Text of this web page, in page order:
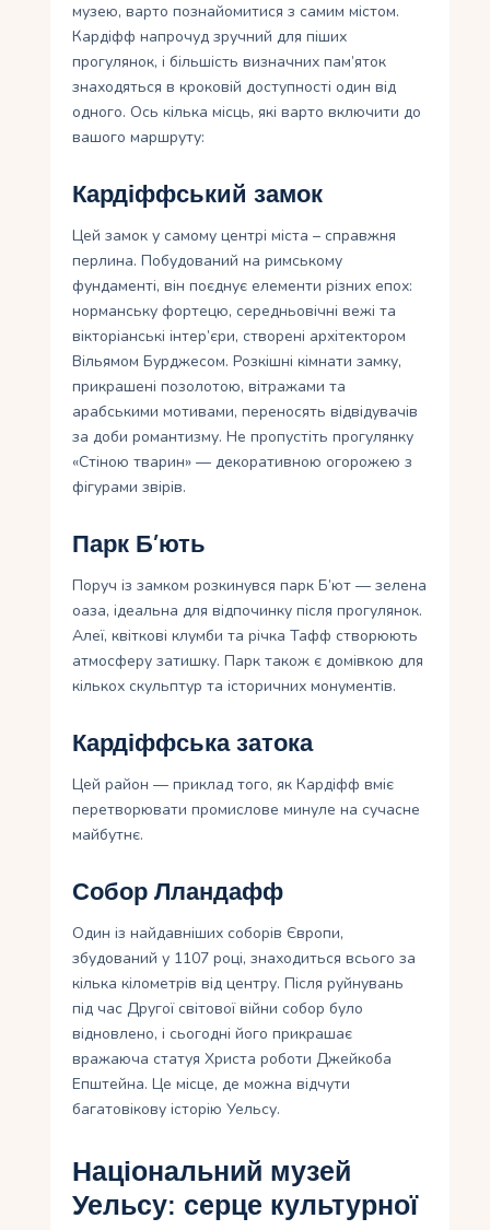
музею, варто познайомитися з самим містом.
Кардіфф напрочуд зручний для піших
прогулянок, і більшість визначних пам’яток
знаходяться в кроковій доступності один від
одного. Ось кілька місць, які варто включити до
вашого маршруту:
Кардіффський замок
Цей замок у самому центрі міста – справжня
перлина. Побудований на римському
фундаменті, він поєднує елементи різних епох:
норманську фортецю, середньовічні вежі та
вікторіанські інтер’єри, створені архітектором
Вільямом Бурджесом. Розкішні кімнати замку,
прикрашені позолотою, вітражами та
арабськими мотивами, переносять відвідувачів
за доби романтизму. Не пропустіть прогулянку
«Стіною тварин» — декоративною огорожею з
фігурами звірів.
Парк Б’ють
Поруч із замком розкинувся парк Б’ют — зелена
оаза, ідеальна для відпочинку після прогулянок.
Алеї, квіткові клумби та річка Тафф створюють
атмосферу затишку. Парк також є домівкою для
кількох скульптур та історичних монументів.
Кардіффська затока
Цей район — приклад того, як Кардіфф вміє
перетворювати промислове минуле на сучасне
майбутнє.
Собор Лландафф
Один із найдавніших соборів Європи,
збудований у 1107 році, знаходиться всього за
кілька кілометрів від центру. Після руйнувань
під час Другої світової війни собор було
відновлено, і сьогодні його прикрашає
вражаюча статуя Христа роботи Джейкоба
Епштейна. Це місце, де можна відчути
багатовікову історію Уельсу.
Національний музей
Уельсу: серце культурної